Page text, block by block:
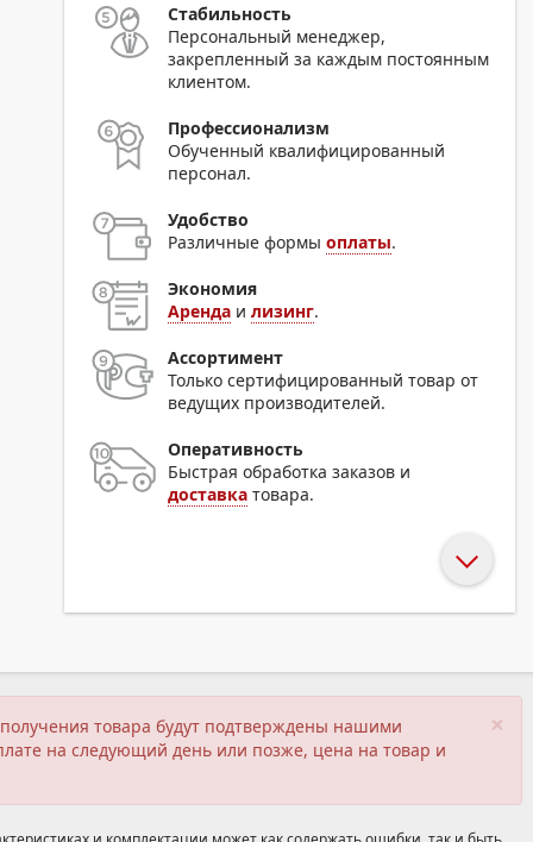
Стабильность
Персональный менеджер,
закрепленный за каждым постоянным
клиентом.
Профессионализм
Обученный квалифицированный
персонал.
Удобство
Различные формыоплаты.
Экономия
Аренда илизинг.
Ассортимент
Только сертифицированный товар от
ведущих производителей.
Оперативность
Быстрая обработка заказов и
доставка товара.
×
товара будут подтверждены нашими
на следующий день или позже, цена на товар и